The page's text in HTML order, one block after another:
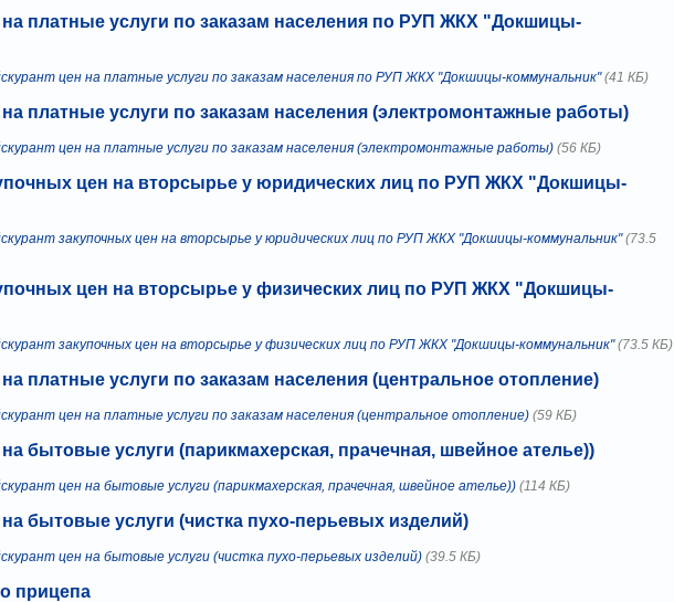
на платные услуги по заказам населения по РУП ЖКХ "Докшицы-
цен на платные услуги по заказам населения по РУП ЖКХ "Докшицы-коммунальник"(41 КБ)
платные услуги по заказам населения (электромонтажные работы)
цен на платные услуги по заказам населения (электромонтажные работы) (56 КБ)
цен на вторсырье у юридических лиц по РУП ЖКХ "Докшицы-
закупочных цен на вторсырье у юридических лиц по РУП ЖКХ "Докшицы-коммунальник"(73.5
цен на вторсырье у физических лиц по РУП ЖКХ "Докшицы-
закупочных цен на вторсырье у физических лиц по РУП ЖКХ "Докшицы-коммунальник"(73.5 КБ)
платные услуги по заказам населения (центральное отопление)
цен на платные услуги по заказам населения (центральное отопление) (59 КБ)
бытовые услуги (парикмахерская, прачечная, швейное ателье))
цен на бытовые услуги (парикмахерская, прачечная, швейное ателье)) (114 КБ)
бытовые услуги (чистка пухо-перьевых изделий)
цен на бытовые услуги (чистка пухо-перьевых изделий) (39.5 КБ)
прицепа